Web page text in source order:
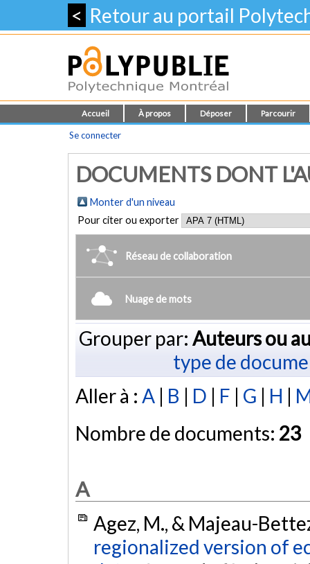
< Retour au portail
Accueil À propos Déposer Parcourir
Se connecter
DOCUMENTS DONT
Monter d'un niveau
Pour citer ou exporter
Réseau de collaboration
Nuage de mots
Grouper par: Auteurs ou
type de
Aller à : A | B | D | F | G | H |
Nombre de documents: 23
A
Agez, M., & Majeau-
regionalized version of